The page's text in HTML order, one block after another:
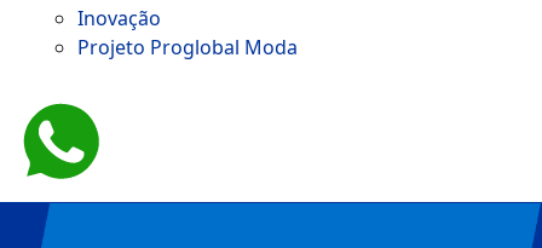
Inovação
Projeto Proglobal Moda